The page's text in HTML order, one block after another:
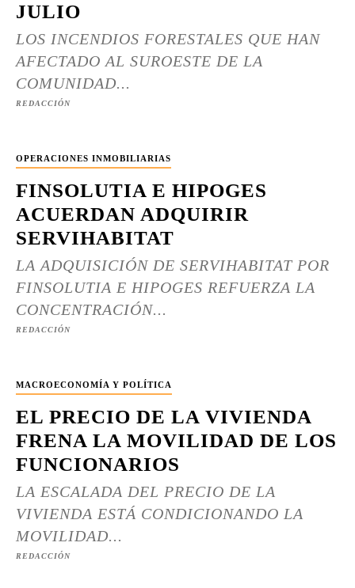
JULIO
LOS INCENDIOS FORESTALES QUE HAN
AFECTADO AL SUROESTE DE LA
COMUNIDAD...
REDACCIÓN
OPERACIONES INMOBILIARIAS
FINSOLUTIA E HIPOGES
ACUERDAN ADQUIRIR
SERVIHABITAT
LA ADQUISICIÓN DE SERVIHABITAT POR
FINSOLUTIA E HIPOGES REFUERZA LA
CONCENTRACIÓN...
REDACCIÓN
MACROECONOMÍA Y POLÍTICA
EL PRECIO DE LA VIVIENDA
FRENA LA MOVILIDAD DE LOS
FUNCIONARIOS
LA ESCALADA DEL PRECIO DE LA
VIVIENDA ESTÁ CONDICIONANDO LA
MOVILIDAD...
REDACCIÓN